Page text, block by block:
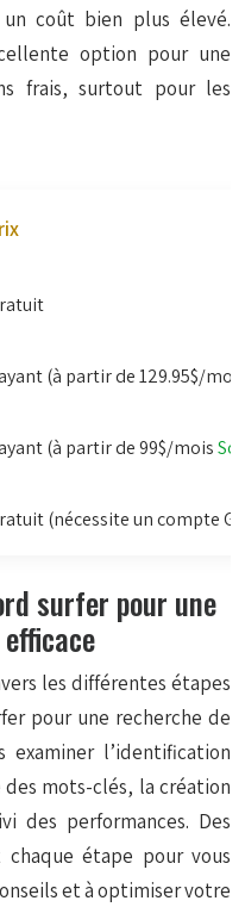
coût bien plus élevé.
option pour une
frais, surtout pour les
(à partir de 129.95$/
(à partir de 99$/mois
(nécessite un compte
surfer pour une
les différentes étapes
pour une recherche de
examiner l’identification
des mots-clés, la création
des performances. Des
étape pour vous
et à optimiser votre